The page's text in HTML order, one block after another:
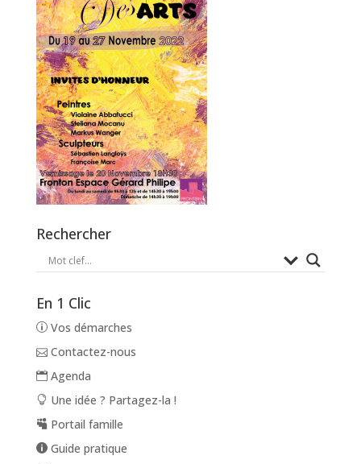
Rechercher
En 1 Clic
Vos démarches
Contactez-nous
Agenda
Une idée ? Partagez-la !
Portail famille
Guide pratique